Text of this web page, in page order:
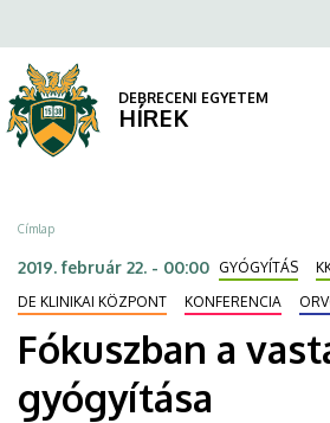
vastagbél
gyógyítása
DEBRECENI
EGYETEM
a
tartalomra
DEBRECENI EGYETEM
HÍREK
Morzsa
Címlap
2019. február 22. - 00:00 GYÓGYÍTÁS
DE KLINIKAI KÖZPONT
KONFERENCIA
Fókuszban a
gyógyítása